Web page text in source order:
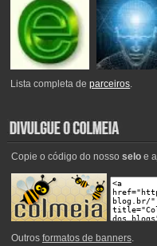
Lista completa deparceiros.
Copie o código do nosso seloe
Outros formatos de banners.